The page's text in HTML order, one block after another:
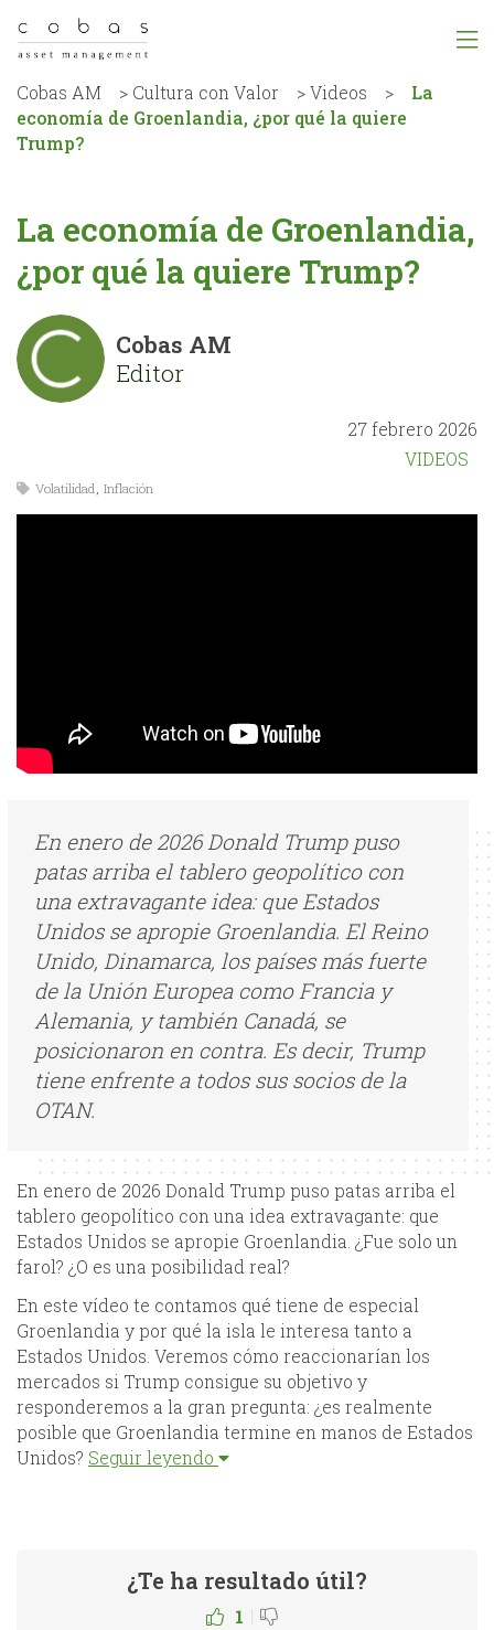
Cobas AM > Cultura con Valor >Videos >
La
economía de Groenlandia, ¿por qué la quiere
Trump?
La economía de Groenlandia,
¿por qué la quiere Trump?
Cobas AM
Editor
27 febrero 2026
VIDEOS
Volatilidad, Inflación
En enero de 2026 Donald Trump puso
patas arriba el tablero geopolítico con
una extravagante idea: que Estados
Unidos se apropie Groenlandia. El Reino
Unido, Dinamarca, los países más fuerte
de la Unión Europea como Francia y
Alemania, y también Canadá, se
posicionaron en contra. Es decir, Trump
tiene enfrente a todos sus socios de la
OTAN.
En enero de 2026 Donald Trump puso patas arriba el
tablero geopolítico con una idea extravagante: que
Estados Unidos se apropie Groenlandia. ¿Fue solo un
farol? ¿O es una posibilidad real?
En este vídeo te contamos qué tiene de especial
Groenlandia y por qué la isla le interesa tanto a
Estados Unidos. Veremos cómo reaccionarían los
mercados si Trump consigue su objetivo y
responderemos a la gran pregunta: ¿es realmente
posible que Groenlandia termine en manos de Estados
Unidos? Seguir leyendo
¿Te ha resultado útil?
1 |